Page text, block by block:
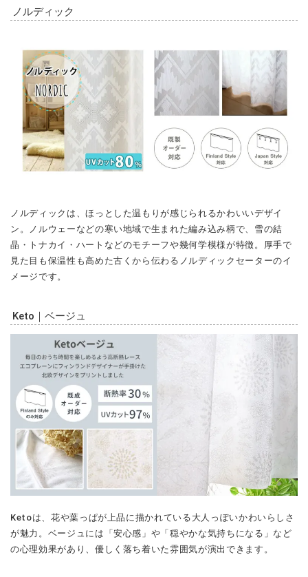
ノルディック
ノルディックは、ほっとした温もりが感じられるかわいいデザイ
ン。ノルウェーなどの寒い地域で生まれた編み込み柄で、雪の結
晶・トナカイ・ハートなどのモチーフや幾何学模様が特徴。厚手で
見た目も保温性も高めた古くから伝わるノルディックセーターのイ
メージです。
Keto｜ベージュ
Ketoは、花や葉っぱが上品に描かれている大人っぽいかわいらしさ
が魅力。ベージュには「安心感」や「穏やかな気持ちになる」など
の心理効果があり、優しく落ち着いた雰囲気が演出できます。